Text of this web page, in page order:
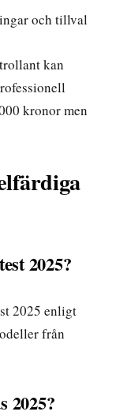
och tillval
kan
kronor men
2025?
2025 enligt
från
2025?